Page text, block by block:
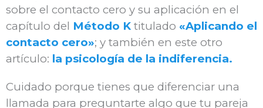
sobre el contacto cero y su aplicación en el
capítulo del Método K titulado «Aplicando el
contacto cero»; y también en este otro
artículo: la psicología de la indiferencia.
Cuidado porque tienes que diferenciar una
llamada para preguntarte algo que tu pareja